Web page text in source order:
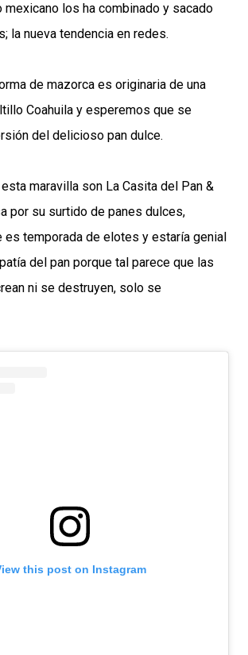
mexicano los ha combinado y sacado
la nueva tendencia en redes.
de mazorca es originaria de una
Coahuila y esperemos que se
del delicioso pan dulce.
maravilla son La Casita del Pan &
por su surtido de panes dulces,
es temporada de elotes y estaría genial
del pan porque tal parece que las
ni se destruyen, solo se
this post on Instagram